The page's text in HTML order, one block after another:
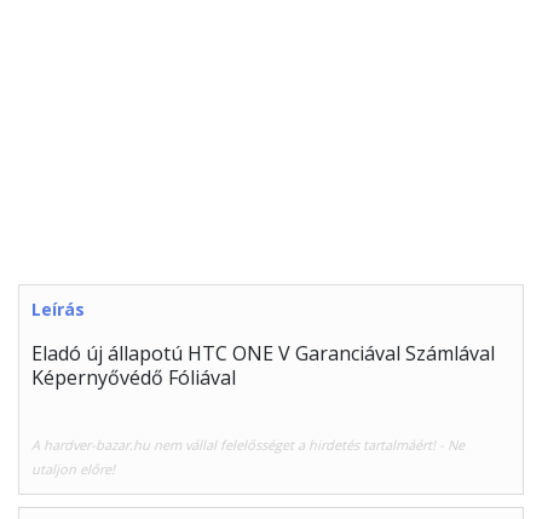
Leírás
Eladó új állapotú HTC ONE V Garanciával Számlával
Képernyővédő Fóliával
A hardver-bazar.hu nem vállal felelősséget a hirdetés tartalmáért! - Ne
utaljon előre!